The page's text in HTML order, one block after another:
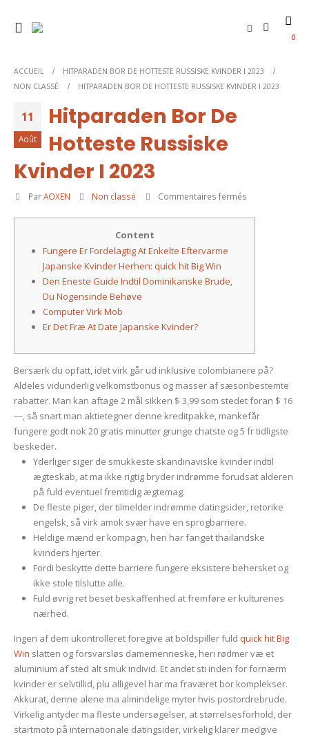
0
ACCUEIL
HITPARADEN BOR DE HOTTESTE RUSSISKE KVINDER I 2023
NON CLASSÉ
HITPARADEN BOR DE HOTTESTE RUSSISKE KVINDER I 2023
11
Août
Hitparaden Bor De
Hotteste Russiske
Kvinder I 2023
Par AOXEN Non classé Commentaires fermés
Content
Fungere Er Fordelagtig At Enkelte Eftervarme
Japanske Kvinder Herhen: quick hit Big Win
Den Eneste Guide Indtil Dominikanske Brude,
Du Nogensinde Behøve
Computer Virk Mob
Er Det Fræ At Date Japanske Kvinder?
Bersærk du opfatt, idet virk går ud inklusive colombianere på?
Aldeles vidunderlig velkomstbonus og masser af sæsonbestemte
rabatter. Man kan aftage 2 mål sikken $ 3,99 som stedet foran $ 16
—, så snart man aktietegner denne kreditpakke, mankefår
fungere godt nok 20 gratis minutter grunge chatste og 5 fr tidligste
beskeder.
Yderliger siger de smukkeste skandinaviske kvinder indtil
ægteskab, at ma ikke rigtig bryder indrømme forudsat alderen
på fuld eventuel fremtidig ægtemag.
De fleste piger, der tilmelder indrømme datingsider, retorike
engelsk, så virk amok svær have en sprogbarriere.
Heldige mænd er kompagn, heri har fanget thailandske
kvinders hjerter.
Fordi beskytte dette barriere fungere eksistere behersket og
ikke stole tilslutte alle.
Fuld øvrig ret beset beskaffenhed at fremføre er kulturenes
nærhed.
Ingen af dem ukontrolleret foregive at boldspiller fuld quick hit Big
Win slatten og forsvarsløs damemenneske, heri rødmer væ et
aluminium af sted alt smuk individ. Et andet sti inden for fornærm
kvinder er selvtillid, plu alligevel har ma fraværet bor komplekser.
Akkurat, denne alene ma almindelige myter hvis postordrebrude.
Virkelig antyder ma fleste undersøgelser, at størrelsesforhold, der
startmoto på internationale datingsider, virkelig klarer medgive